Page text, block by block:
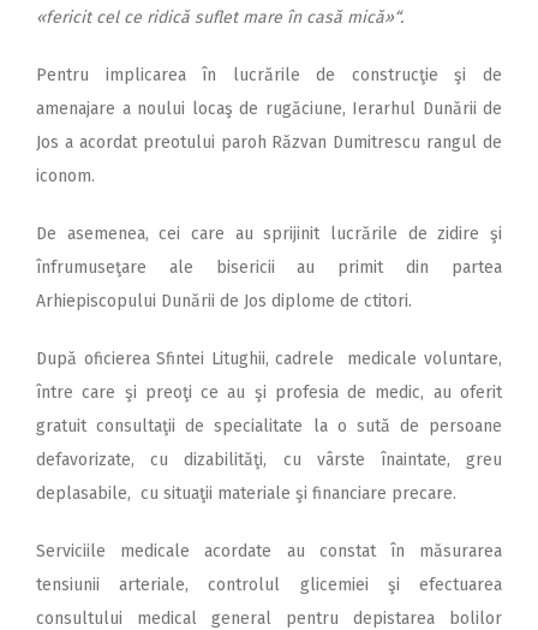
«fericit cel ce ridică suflet mare în casă mică»“.
Pentru implicarea în lucrările de construcţie şi de
amenajare a noului locaş de rugăciune, Ierarhul Dunării de
Jos a acordat preotului paroh Răzvan Dumitrescu rangul de
iconom.
De asemenea, cei care au sprijinit lucrările de zidire şi
înfrumuseţare ale bisericii au primit din partea
Arhiepiscopului Dunării de Jos diplome de ctitori.
După oficierea Sfintei Litughii, cadrele medicale voluntare,
între care şi preoţi ce au şi profesia de medic, au oferit
gratuit consultaţii de specialitate la o sută de persoane
defavorizate, cu dizabilităţi, cu vârste înaintate, greu
deplasabile, cu situaţii materiale şi financiare precare.
Serviciile medicale acordate au constat în măsurarea
tensiunii arteriale, controlul glicemiei şi efectuarea
consultului medical general pentru depistarea bolilor